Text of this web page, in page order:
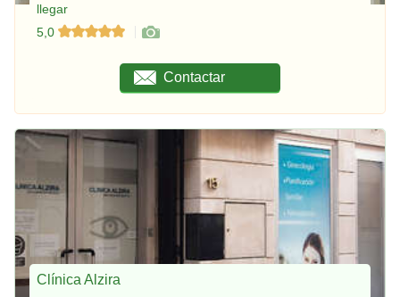
llegar
5,0
Contactar
Clínica Alzira